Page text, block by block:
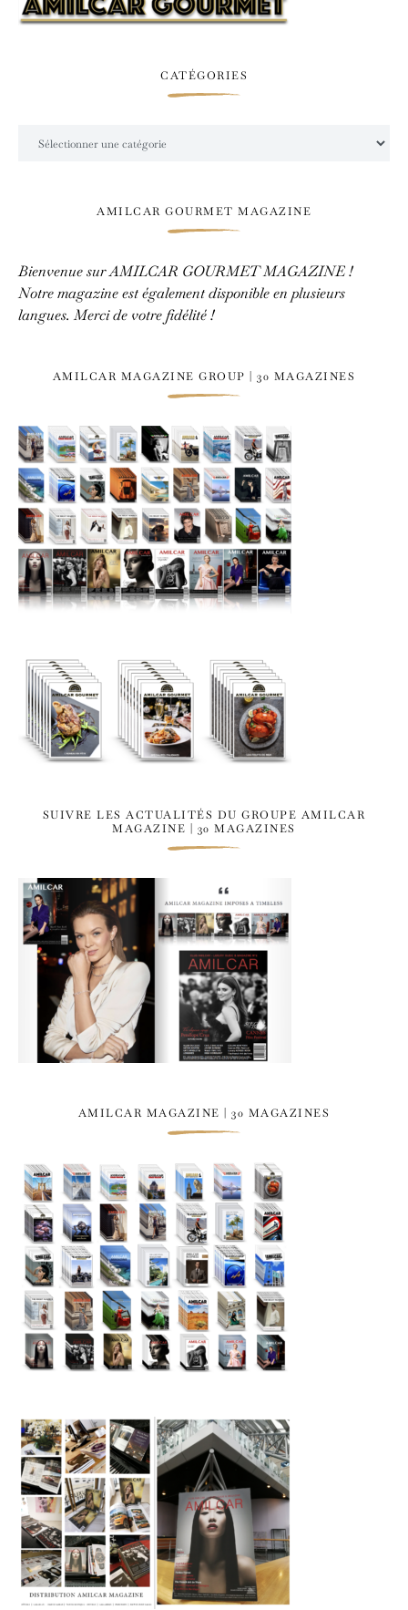
CATÉGORIES
AMILCAR GOURMET MAGAZINE
Bienvenue sur AMILCAR GOURMET MAGAZINE !
Notre magazine est également disponible en plusieurs
langues. Merci de votre fidélité !
AMILCAR MAGAZINE GROUP | 30 MAGAZINES
SUIVRE LES ACTUALITÉS DU GROUPE AMILCAR
MAGAZINE | 30 MAGAZINES
AMILCAR MAGAZINE | 30 MAGAZINES